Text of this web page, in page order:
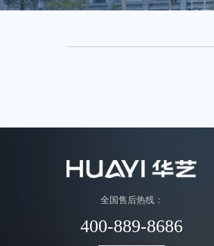
经销商专区
全国售后热线：
400-889-8686